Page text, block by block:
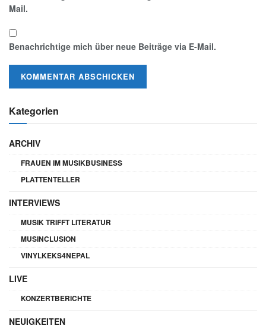
Mail.
Benachrichtige mich über neue Beiträge via E-Mail.
Kategorien
ARCHIV
FRAUEN IM MUSIKBUSINESS
PLATTENTELLER
INTERVIEWS
MUSIK TRIFFT LITERATUR
MUSINCLUSION
VINYLKEKS4NEPAL
LIVE
KONZERTBERICHTE
NEUIGKEITEN